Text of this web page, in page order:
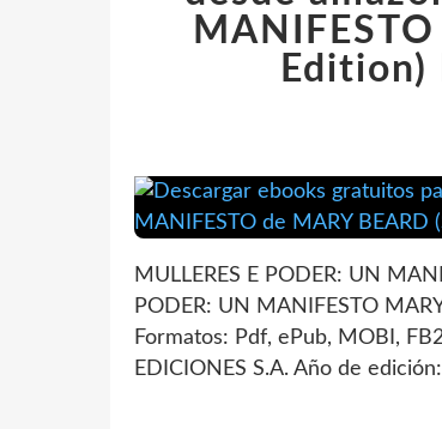
MULLERES E PODER: UN
PODER: UN MANIFESTO
Formatos: Pdf, ePub, MOBI,
EDICIONES S.A. Año de